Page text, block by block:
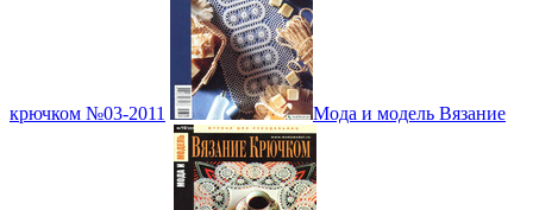
крючком №03-2011 Мода и модель Вязание